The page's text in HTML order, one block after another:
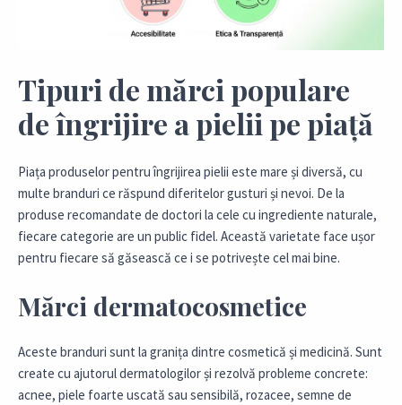
Tipuri de mărci populare
de îngrijire a pielii pe piață
Piața produselor pentru îngrijirea pielii este mare și diversă, cu
multe branduri ce răspund diferitelor gusturi și nevoi. De la
produse recomandate de doctori la cele cu ingrediente naturale,
fiecare categorie are un public fidel. Această varietate face ușor
pentru fiecare să găsească ce i se potrivește cel mai bine.
Mărci dermatocosmetice
Aceste branduri sunt la granița dintre cosmetică și medicină. Sunt
create cu ajutorul dermatologilor și rezolvă probleme concrete:
acnee, piele foarte uscată sau sensibilă, rozacee, semne de